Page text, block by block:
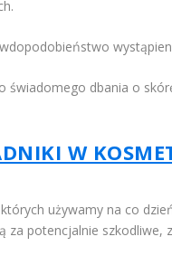
świadomego dbania o
W
używamy na co
za potencjalnie